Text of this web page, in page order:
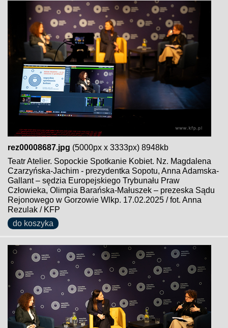
rez00008687.jpg (5000px x 3333px) 8948kb
Teatr Atelier. Sopockie Spotkanie Kobiet. Nz. Magdalena
Czarzyńska-Jachim - prezydentka Sopotu, Anna Adamska-
Gallant – sędzia Europejskiego Trybunału Praw
Człowieka, Olimpia Barańska-Małuszek – prezeska Sądu
Rejonowego w Gorzowie Wlkp. 17.02.2025 / fot. Anna
Rezulak / KFP
do koszyka